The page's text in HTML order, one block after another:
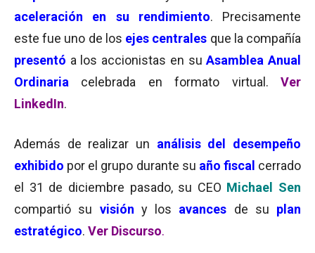
aceleración en su rendimiento. Precisamente
este fue uno de los ejes centrales que la compañía
presentó a los accionistas en suAsamblea Anual
Ordinaria celebrada en formato virtual. Ver
LinkedIn.
Además de realizar un análisis del desempeño
exhibido por el grupo durante su año fiscal cerrado
el 31 de diciembre pasado, su CEO Michael Sen
compartió su visión y los avances de su plan
estratégico. Ver Discurso.